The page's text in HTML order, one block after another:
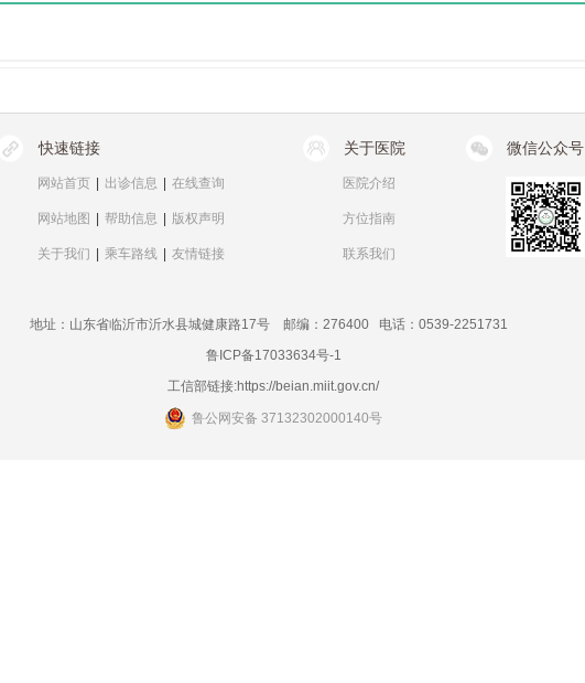
快速链接
网站首页 出诊信息 在线查询
网站地图 帮助信息 版权声明
关于我们 乘车路线 友情链接
关于医院
医院介绍
方位指南
联系我们
微信公众号
地址：山东省临沂市沂水县城健康路17号 邮编：276400 电话：0539-2251731
鲁ICP备17033634号-1
工信部链接:https://beian.miit.gov.cn/
鲁公网安备 37132302000140号